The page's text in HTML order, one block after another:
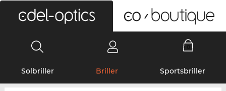
Solbriller Briller Sportsbriller